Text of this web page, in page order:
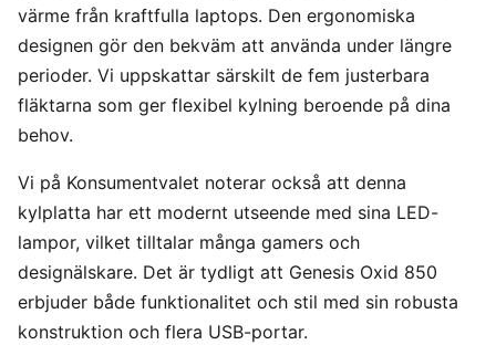
värme från kraftfulla laptops. Den ergonomiska
designen gör den bekväm att använda under längre
perioder. Vi uppskattar särskilt de fem justerbara
fläktarna som ger flexibel kylning beroende på dina
behov.
Vi på Konsumentvalet noterar också att denna
kylplatta har ett modernt utseende med sina LED-
lampor, vilket tilltalar många gamers och
designälskare. Det är tydligt att Genesis Oxid 850
erbjuder både funktionalitet och stil med sin robusta
konstruktion och flera USB-portar.